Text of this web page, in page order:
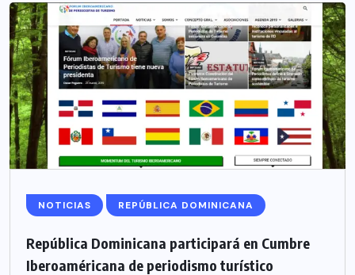
NOTICIAS REPÚBLICA DOMINICANA
República Dominicana participará en Cumbre
Iberoaméricana de periodismo turístico